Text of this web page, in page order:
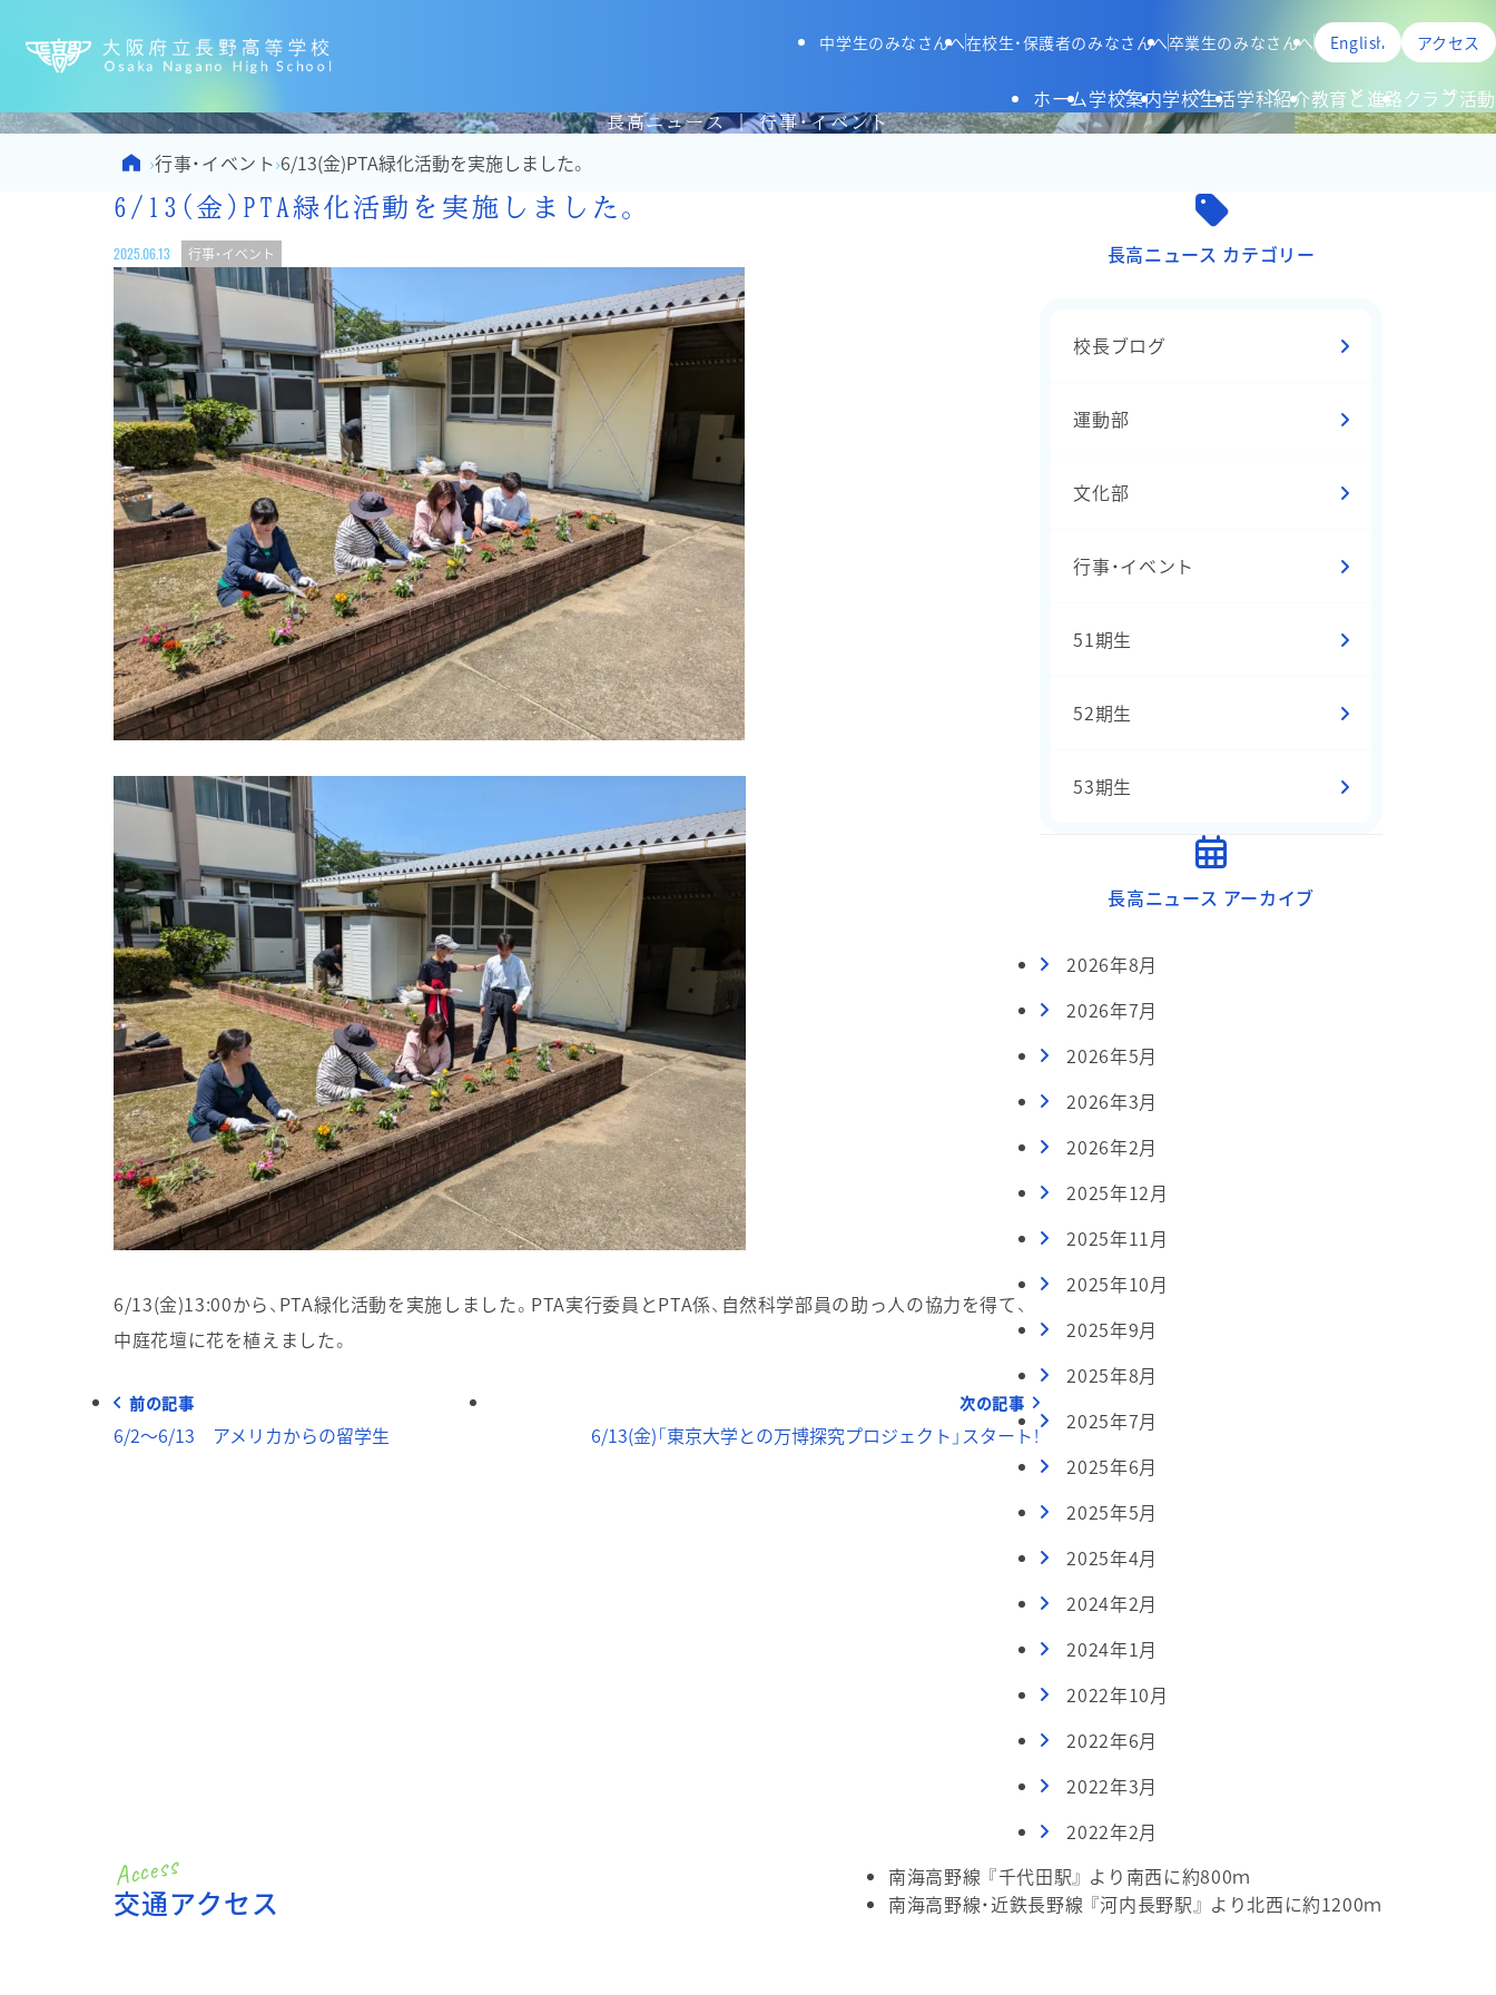
ホーム学校案内学校生活学科紹介教育と進路クラブ活動
中学生のみなさんへ在校生・保護者のみなさんへ卒業生のみなさんへ English アクセス
長高ニュース | 行事・イベント
Home
›行事・イベント›6/13(金)PTA緑化活動を実施しました。
6/13(金)PTA緑化活動を実施しました。
2025.06.13 行事・イベント
6/13(金)13:00から、PTA緑化活動を実施しました。PTA実行委員とPTA係、自然科学部員の助っ人の協力を得て、
中庭花壇に花を植えました。
前の記事
6/2～6/13 アメリカからの留学生
次の記事
6/13(金)「東京大学との万博探究プロジェクト」スタート！
長高ニュース カテゴリー
校長ブログ
運動部
文化部
行事・イベント
51期生
52期生
53期生
長高ニュース アーカイブ
2026年8月
2026年7月
2026年5月
2026年3月
2026年2月
2025年12月
2025年11月
2025年10月
2025年9月
2025年8月
2025年7月
2025年6月
2025年5月
2025年4月
2024年2月
2024年1月
2022年10月
2022年6月
2022年3月
2022年2月
交通アクセス
南海高野線 『千代田駅』 より南西に約800ｍ
南海高野線・近鉄長野線 『河内長野駅』 より北西に約1200ｍ